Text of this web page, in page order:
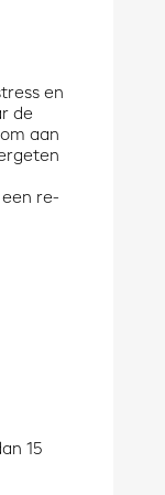
en
de
aan
re-
15